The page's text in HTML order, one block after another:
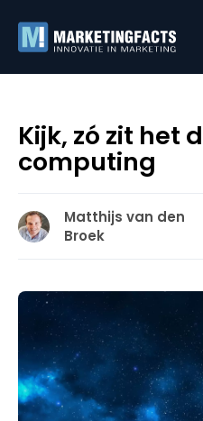
Kijk, zó zit het
computing
Matthijs van den
Broek